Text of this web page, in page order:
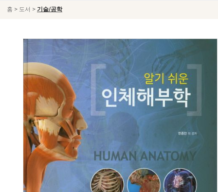
홈 > 도서 > 기술/공학